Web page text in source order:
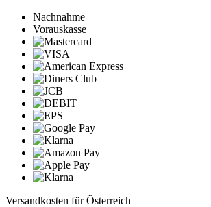
Nachnahme
Vorauskasse
Versandkosten für Österreich